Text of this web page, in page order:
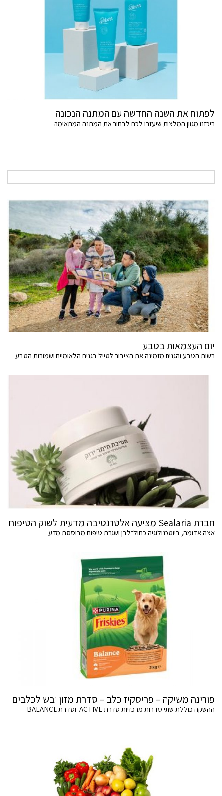
לפתוח את השנה החדשה עם המתנה הנכונה
ריכזנו מגוון המלצות שיעזרו לכם לבחור את המתנה המתאימה
יום העצמאות בטבע
רשות הטבע והגנים מזמינה את הציבור לטייל בגנים הלאומיים ושמורות הטבע
חברת Sealaria מציעה אלטרנטיבה מדעית לשוק הטיפוח
אצה אדומה, ביוטכנולוגיה כחול־לבן ושגרת טיפוח מבוססת מדע
פורינה משיקה – פריסקיז כלב – סדרת מזון יבש לכלבים
ההשקה כוללת שתי סדרות מרכזיות סדרת ACTIVE וסדרת BALANCE